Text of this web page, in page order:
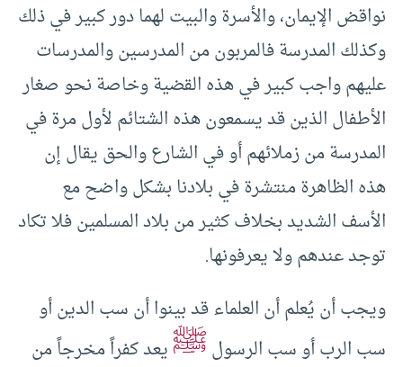
نواقض الإيمان، والأسرة والبيت لهما دور كبير في ذلك
وكذلك المدرسة فالمربون من المدرسين والمدرسات
عليهم واجب كبير في هذه القضية وخاصة نحو صغار
الأطفال الذين قد يسمعون هذه الشتائم لأول مرة في
المدرسة من زملائهم أو في الشارع والحق يقال إن
هذه الظاهرة منتشرة في بلادنا بشكل واضح مع
الأسف الشديد بخلاف كثير من بلاد المسلمين فلا تكاد
توجد عندهم ولا يعرفونها.
ويجب أن يُعلم أن العلماء قد بينوا أن سب الدين أو
سب الرب أو سب الرسولﷺيعد كفراً مخرجاً من